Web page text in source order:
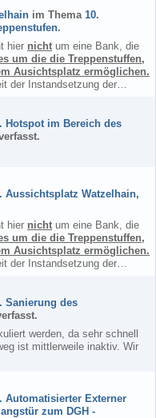
im Thema 10.
.
hier nicht um eine Bank, die
um die die Treppenstuffen,
Ausichtsplatz ermöglichen.
der Instandsetzung der…
Hotspot im Bereich des
Aussichtsplatz Watzelhain,
hier nicht um eine Bank, die
um die die Treppenstuffen,
Ausichtsplatz ermöglichen.
der Instandsetzung der…
Sanierung des
werden, da sehr schnell
ist mittlerweile inaktiv. Wir
Automatisierter Externer
zum DGH -